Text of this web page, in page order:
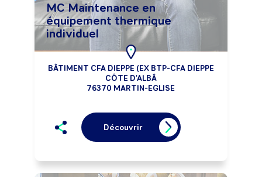
MC Maintenance en
équipement thermique
individuel
BÂTIMENT CFA DIEPPE (EX BTP-CFA DIEPPE
CÔTE D'ALBÂ
76370 MARTIN-EGLISE
Découvrir